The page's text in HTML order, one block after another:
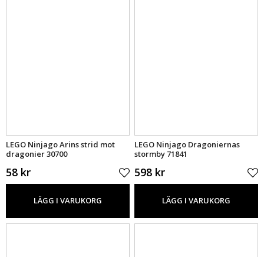
LEGO Ninjago Arins strid mot
dragonier 30700
58 kr
LÄGG I VARUKORG
LEGO Ninjago Dragoniernas
stormby 71841
598 kr
LÄGG I VARUKORG